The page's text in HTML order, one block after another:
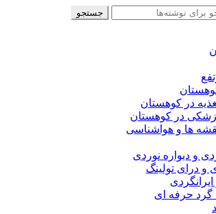
جستجو
در کوهستان
در کوهستان
ها و هواشناسی
و دیواره نوردی
و درای تولینگ
حرفه ای